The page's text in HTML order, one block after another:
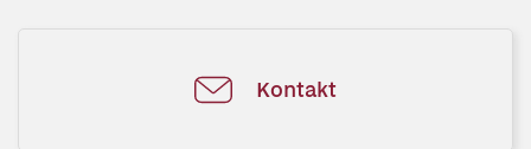
Kontakt